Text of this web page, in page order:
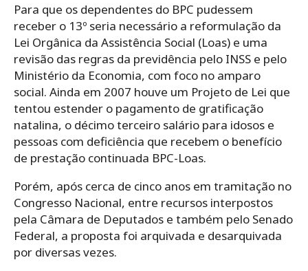
Para que os dependentes do BPC pudessem
receber o 13º seria necessário a reformulação da
Lei Orgânica da Assistência Social (Loas) e uma
revisão das regras da previdência pelo INSS e pelo
Ministério da Economia, com foco no amparo
social. Ainda em 2007 houve um Projeto de Lei que
tentou estender o pagamento de gratificação
natalina, o décimo terceiro salário para idosos e
pessoas com deficiência que recebem o benefício
de prestação continuada BPC-Loas.
Porém, após cerca de cinco anos em tramitação no
Congresso Nacional, entre recursos interpostos
pela Câmara de Deputados e também pelo Senado
Federal, a proposta foi arquivada e desarquivada
por diversas vezes.